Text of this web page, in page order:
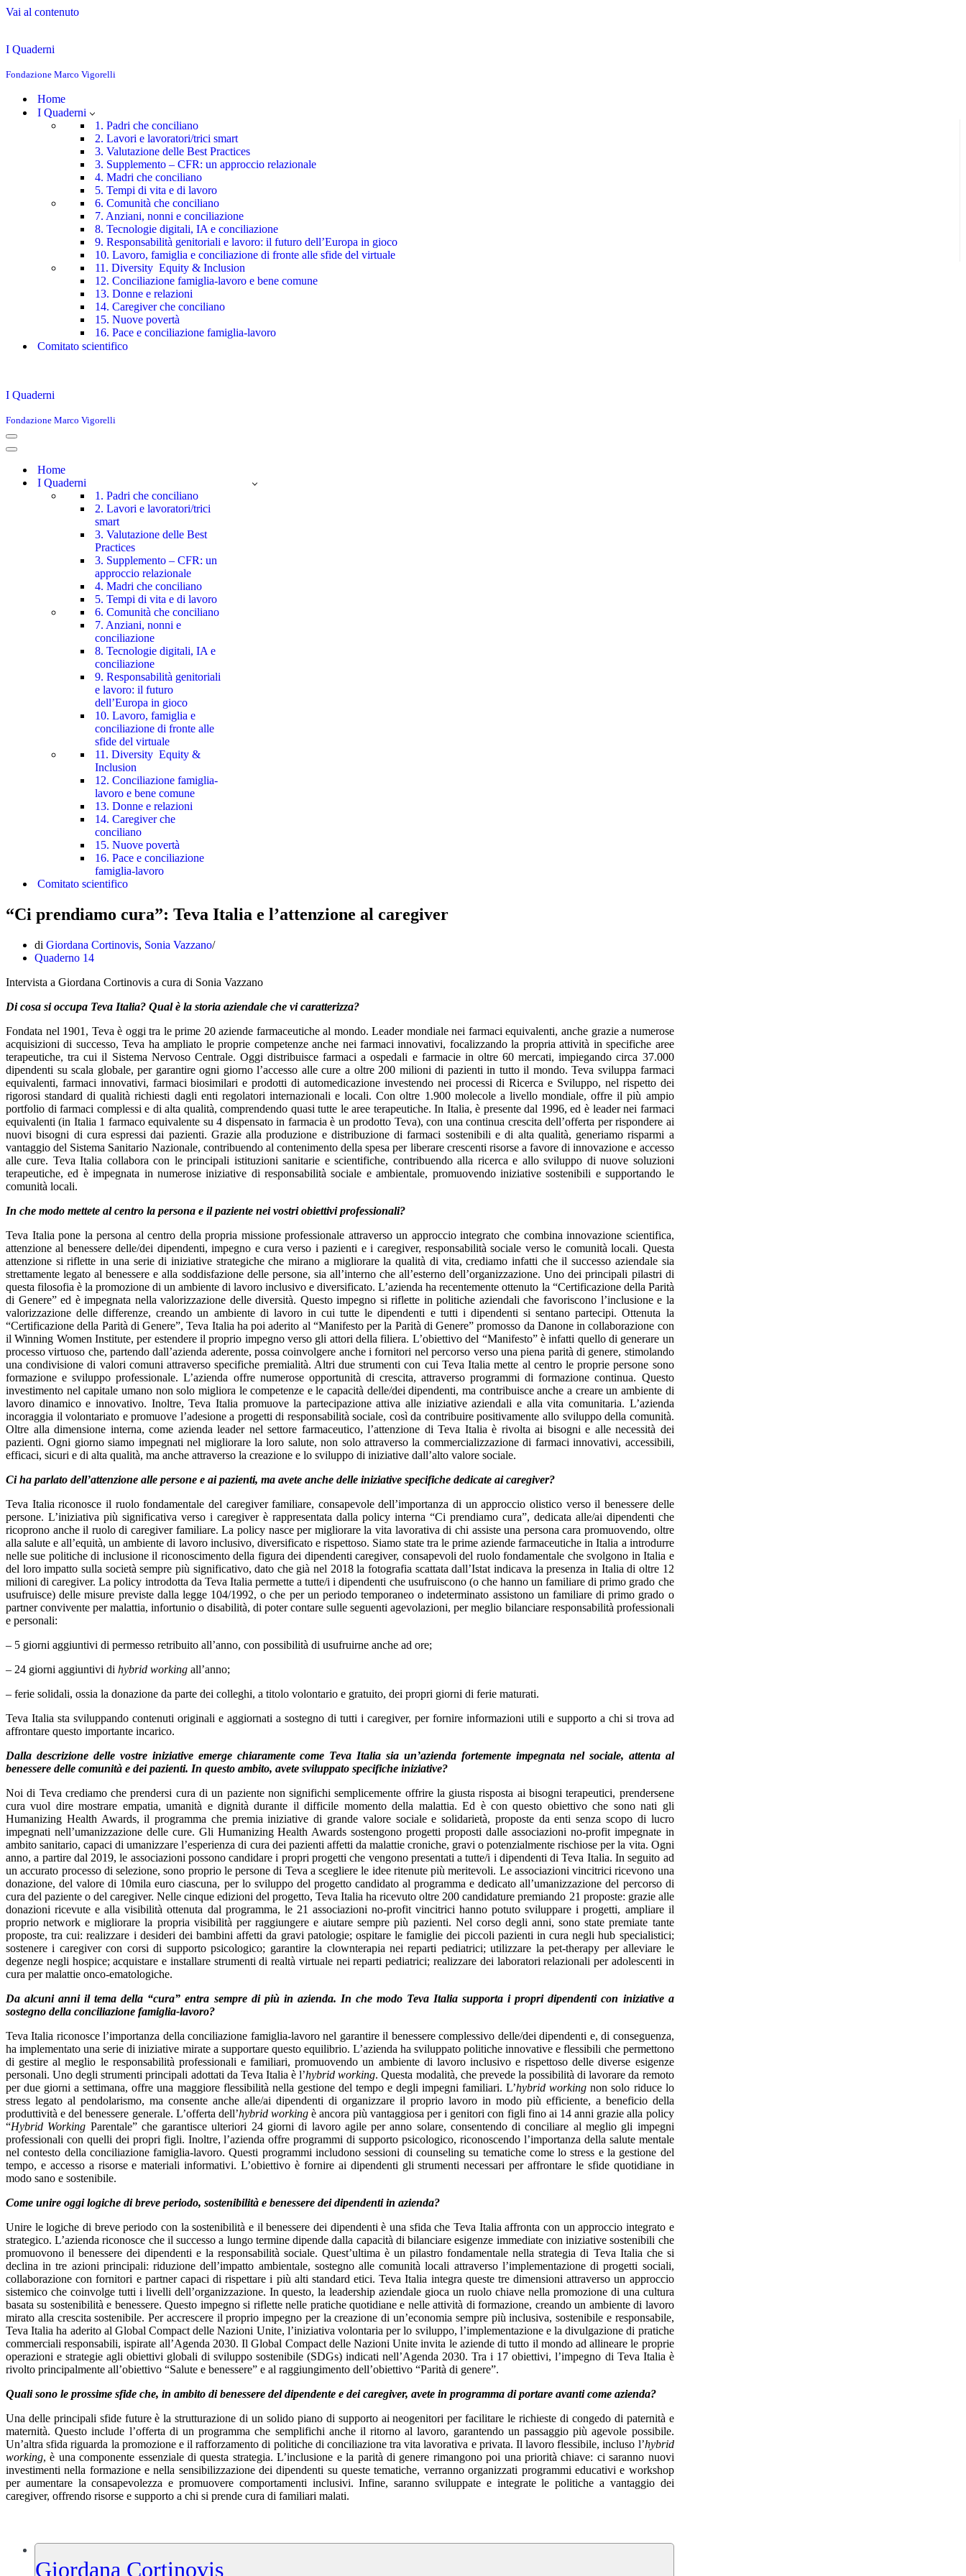
Vai al contenuto
I Quaderni
Fondazione Marco Vigorelli
Home
I Quaderni
1. Padri che conciliano
2. Lavori e lavoratori/trici smart
3. Valutazione delle Best Practices
3. Supplemento – CFR: un approccio relazionale
4. Madri che conciliano
5. Tempi di vita e di lavoro
6. Comunità che conciliano
7. Anziani, nonni e conciliazione
8. Tecnologie digitali, IA e conciliazione
9. Responsabilità genitoriali e lavoro: il futuro dell’Europa in gioco
10. Lavoro, famiglia e conciliazione di fronte alle sfide del virtuale
11. Diversity Equity & Inclusion
12. Conciliazione famiglia-lavoro e bene comune
13. Donne e relazioni
14. Caregiver che conciliano
15. Nuove povertà
16. Pace e conciliazione famiglia-lavoro
Comitato scientifico
I Quaderni
Fondazione Marco Vigorelli
Menu
di
Menu
navigazione
Home
I Quaderni
1. Padri che conciliano
2. Lavori e lavoratori/trici
smart
3. Valutazione delle Best
Practices
3. Supplemento – CFR: un
approccio relazionale
4. Madri che conciliano
5. Tempi di vita e di lavoro
6. Comunità che conciliano
7. Anziani, nonni e
conciliazione
8. Tecnologie digitali, IA e
conciliazione
9. Responsabilità genitoriali
e lavoro: il futuro
dell’Europa in gioco
10. Lavoro, famiglia e
conciliazione di fronte alle
sfide del virtuale
11. Diversity Equity &
Inclusion
12. Conciliazione famiglia-
lavoro e bene comune
13. Donne e relazioni
14. Caregiver che
conciliano
15. Nuove povertà
16. Pace e conciliazione
famiglia-lavoro
Comitato scientifico
“Ci prendiamo cura”: Teva Italia e l’attenzione al caregiver
di Giordana Cortinovis, Sonia Vazzano
Quaderno 14
Intervista a Giordana Cortinovis a cura di Sonia Vazzano
Di cosa si occupa Teva Italia? Qual è la storia aziendale che vi caratterizza?
Fondata nel 1901, Teva è oggi tra le prime 20 aziende farmaceutiche al mondo. Leader mondiale nei farmaci equivalenti, anche grazie a numerose
acquisizioni di successo, Teva ha ampliato le proprie competenze anche nei farmaci innovativi, focalizzando la propria attività in specifiche aree
terapeutiche, tra cui il Sistema Nervoso Centrale. Oggi distribuisce farmaci a ospedali e farmacie in oltre 60 mercati, impiegando circa 37.000
dipendenti su scala globale, per garantire ogni giorno l’accesso alle cure a oltre 200 milioni di pazienti in tutto il mondo. Teva sviluppa farmaci
equivalenti, farmaci innovativi, farmaci biosimilari e prodotti di automedicazione investendo nei processi di Ricerca e Sviluppo, nel rispetto dei
rigorosi standard di qualità richiesti dagli enti regolatori internazionali e locali. Con oltre 1.900 molecole a livello mondiale, offre il più ampio
portfolio di farmaci complessi e di alta qualità, comprendendo quasi tutte le aree terapeutiche. In Italia, è presente dal 1996, ed è leader nei farmaci
equivalenti (in Italia 1 farmaco equivalente su 4 dispensato in farmacia è un prodotto Teva), con una continua crescita dell’offerta per rispondere ai
nuovi bisogni di cura espressi dai pazienti. Grazie alla produzione e distribuzione di farmaci sostenibili e di alta qualità, generiamo risparmi a
vantaggio del Sistema Sanitario Nazionale, contribuendo al contenimento della spesa per liberare crescenti risorse a favore di innovazione e accesso
alle cure. Teva Italia collabora con le principali istituzioni sanitarie e scientifiche, contribuendo alla ricerca e allo sviluppo di nuove soluzioni
terapeutiche, ed è impegnata in numerose iniziative di responsabilità sociale e ambientale, promuovendo iniziative sostenibili e supportando le
comunità locali.
In che modo mettete al centro la persona e il paziente nei vostri obiettivi professionali?
Teva Italia pone la persona al centro della propria missione professionale attraverso un approccio integrato che combina innovazione scientifica,
attenzione al benessere delle/dei dipendenti, impegno e cura verso i pazienti e i caregiver, responsabilità sociale verso le comunità locali. Questa
attenzione si riflette in una serie di iniziative strategiche che mirano a migliorare la qualità di vita, crediamo infatti che il successo aziendale sia
strettamente legato al benessere e alla soddisfazione delle persone, sia all’interno che all’esterno dell’organizzazione. Uno dei principali pilastri di
questa filosofia è la promozione di un ambiente di lavoro inclusivo e diversificato. L’azienda ha recentemente ottenuto la “Certificazione della Parità
di Genere” ed è impegnata nella valorizzazione delle diversità. Questo impegno si riflette in politiche aziendali che favoriscono l’inclusione e la
valorizzazione delle differenze, creando un ambiente di lavoro in cui tutte le dipendenti e tutti i dipendenti si sentano partecipi. Ottenuta la
“Certificazione della Parità di Genere”, Teva Italia ha poi aderito al “Manifesto per la Parità di Genere” promosso da Danone in collaborazione con
il Winning Women Institute, per estendere il proprio impegno verso gli attori della filiera. L’obiettivo del “Manifesto” è infatti quello di generare un
processo virtuoso che, partendo dall’azienda aderente, possa coinvolgere anche i fornitori nel percorso verso una piena parità di genere, stimolando
una condivisione di valori comuni attraverso specifiche premialità. Altri due strumenti con cui Teva Italia mette al centro le proprie persone sono
formazione e sviluppo professionale. L’azienda offre numerose opportunità di crescita, attraverso programmi di formazione continua. Questo
investimento nel capitale umano non solo migliora le competenze e le capacità delle/dei dipendenti, ma contribuisce anche a creare un ambiente di
lavoro dinamico e innovativo. Inoltre, Teva Italia promuove la partecipazione attiva alle iniziative aziendali e alla vita comunitaria. L’azienda
incoraggia il volontariato e promuove l’adesione a progetti di responsabilità sociale, così da contribuire positivamente allo sviluppo della comunità.
Oltre alla dimensione interna, come azienda leader nel settore farmaceutico, l’attenzione di Teva Italia è rivolta ai bisogni e alle necessità dei
pazienti. Ogni giorno siamo impegnati nel migliorare la loro salute, non solo attraverso la commercializzazione di farmaci innovativi, accessibili,
efficaci, sicuri e di alta qualità, ma anche attraverso la creazione e lo sviluppo di iniziative dall’alto valore sociale.
Ci ha parlato dell’attenzione alle persone e ai pazienti, ma avete anche delle iniziative specifiche dedicate ai caregiver?
Teva Italia riconosce il ruolo fondamentale del caregiver familiare, consapevole dell’importanza di un approccio olistico verso il benessere delle
persone. L’iniziativa più significativa verso i caregiver è rappresentata dalla policy interna “Ci prendiamo cura”, dedicata alle/ai dipendenti che
ricoprono anche il ruolo di caregiver familiare. La policy nasce per migliorare la vita lavorativa di chi assiste una persona cara promuovendo, oltre
alla salute e all’equità, un ambiente di lavoro inclusivo, diversificato e rispettoso. Siamo state tra le prime aziende farmaceutiche in Italia a introdurre
nelle sue politiche di inclusione il riconoscimento della figura dei dipendenti caregiver, consapevoli del ruolo fondamentale che svolgono in Italia e
del loro impatto sulla società sempre più significativo, dato che già nel 2018 la fotografia scattata dall’Istat indicava la presenza in Italia di oltre 12
milioni di caregiver. La policy introdotta da Teva Italia permette a tutte/i i dipendenti che usufruiscono (o che hanno un familiare di primo grado che
usufruisce) delle misure previste dalla legge 104/1992, o che per un periodo temporaneo o indeterminato assistono un familiare di primo grado o
partner convivente per malattia, infortunio o disabilità, di poter contare sulle seguenti agevolazioni, per meglio bilanciare responsabilità professionali
e personali:
– 5 giorni aggiuntivi di permesso retribuito all’anno, con possibilità di usufruirne anche ad ore;
– 24 giorni aggiuntivi di hybrid working all’anno;
– ferie solidali, ossia la donazione da parte dei colleghi, a titolo volontario e gratuito, dei propri giorni di ferie maturati.
Teva Italia sta sviluppando contenuti originali e aggiornati a sostegno di tutti i caregiver, per fornire informazioni utili e supporto a chi si trova ad
affrontare questo importante incarico.
Dalla descrizione delle vostre iniziative emerge chiaramente come Teva Italia sia un’azienda fortemente impegnata nel sociale, attenta al
benessere delle comunità e dei pazienti. In questo ambito, avete sviluppato specifiche iniziative?
Noi di Teva crediamo che prendersi cura di un paziente non significhi semplicemente offrire la giusta risposta ai bisogni terapeutici, prendersene
cura vuol dire mostrare empatia, umanità e dignità durante il difficile momento della malattia. Ed è con questo obiettivo che sono nati gli
Humanizing Health Awards, il programma che premia iniziative di grande valore sociale e solidarietà, proposte da enti senza scopo di lucro
impegnati nell’umanizzazione delle cure. Gli Humanizing Health Awards sostengono progetti proposti dalle associazioni no-profit impegnate in
ambito sanitario, capaci di umanizzare l’esperienza di cura dei pazienti affetti da malattie croniche, gravi o potenzialmente rischiose per la vita. Ogni
anno, a partire dal 2019, le associazioni possono candidare i propri progetti che vengono presentati a tutte/i i dipendenti di Teva Italia. In seguito ad
un accurato processo di selezione, sono proprio le persone di Teva a scegliere le idee ritenute più meritevoli. Le associazioni vincitrici ricevono una
donazione, del valore di 10mila euro ciascuna, per lo sviluppo del progetto candidato al programma e dedicato all’umanizzazione del percorso di
cura del paziente o del caregiver. Nelle cinque edizioni del progetto, Teva Italia ha ricevuto oltre 200 candidature premiando 21 proposte: grazie alle
donazioni ricevute e alla visibilità ottenuta dal programma, le 21 associazioni no-profit vincitrici hanno potuto sviluppare i progetti, ampliare il
proprio network e migliorare la propria visibilità per raggiungere e aiutare sempre più pazienti. Nel corso degli anni, sono state premiate tante
proposte, tra cui: realizzare i desideri dei bambini affetti da gravi patologie; ospitare le famiglie dei piccoli pazienti in cura negli hub specialistici;
sostenere i caregiver con corsi di supporto psicologico; garantire la clownterapia nei reparti pediatrici; utilizzare la pet-therapy per alleviare le
degenze negli hospice; acquistare e installare strumenti di realtà virtuale nei reparti pediatrici; realizzare dei laboratori relazionali per adolescenti in
cura per malattie onco-ematologiche.
Da alcuni anni il tema della “cura” entra sempre di più in azienda. In che modo Teva Italia supporta i propri dipendenti con iniziative a
sostegno della conciliazione famiglia-lavoro?
Teva Italia riconosce l’importanza della conciliazione famiglia-lavoro nel garantire il benessere complessivo delle/dei dipendenti e, di conseguenza,
ha implementato una serie di iniziative mirate a supportare questo equilibrio. L’azienda ha sviluppato politiche innovative e flessibili che permettono
di gestire al meglio le responsabilità professionali e familiari, promuovendo un ambiente di lavoro inclusivo e rispettoso delle diverse esigenze
personali. Uno degli strumenti principali adottati da Teva Italia è l’hybrid working. Questa modalità, che prevede la possibilità di lavorare da remoto
per due giorni a settimana, offre una maggiore flessibilità nella gestione del tempo e degli impegni familiari. L’hybrid working non solo riduce lo
stress legato al pendolarismo, ma consente anche alle/ai dipendenti di organizzare il proprio lavoro in modo più efficiente, a beneficio della
produttività e del benessere generale. L’offerta dell’hybrid working è ancora più vantaggiosa per i genitori con figli fino ai 14 anni grazie alla policy
“Hybrid Working Parentale” che garantisce ulteriori 24 giorni di lavoro agile per anno solare, consentendo di conciliare al meglio gli impegni
professionali con quelli dei propri figli. Inoltre, l’azienda offre programmi di supporto psicologico, riconoscendo l’importanza della salute mentale
nel contesto della conciliazione famiglia-lavoro. Questi programmi includono sessioni di counseling su tematiche come lo stress e la gestione del
tempo, e accesso a risorse e materiali informativi. L’obiettivo è fornire ai dipendenti gli strumenti necessari per affrontare le sfide quotidiane in
modo sano e sostenibile.
Come unire oggi logiche di breve periodo, sostenibilità e benessere dei dipendenti in azienda?
Unire le logiche di breve periodo con la sostenibilità e il benessere dei dipendenti è una sfida che Teva Italia affronta con un approccio integrato e
strategico. L’azienda riconosce che il successo a lungo termine dipende dalla capacità di bilanciare esigenze immediate con iniziative sostenibili che
promuovono il benessere dei dipendenti e la responsabilità sociale. Quest’ultima è un pilastro fondamentale nella strategia di Teva Italia che si
declina in tre azioni principali: riduzione dell’impatto ambientale, sostegno alle comunità locali attraverso l’implementazione di progetti sociali,
collaborazione con fornitori e partner capaci di rispettare i più alti standard etici. Teva Italia integra queste tre dimensioni attraverso un approccio
sistemico che coinvolge tutti i livelli dell’organizzazione. In questo, la leadership aziendale gioca un ruolo chiave nella promozione di una cultura
basata su sostenibilità e benessere. Questo impegno si riflette nelle pratiche quotidiane e nelle attività di formazione, creando un ambiente di lavoro
mirato alla crescita sostenibile. Per accrescere il proprio impegno per la creazione di un’economia sempre più inclusiva, sostenibile e responsabile,
Teva Italia ha aderito al Global Compact delle Nazioni Unite, l’iniziativa volontaria per lo sviluppo, l’implementazione e la divulgazione di pratiche
commerciali responsabili, ispirate all’Agenda 2030. Il Global Compact delle Nazioni Unite invita le aziende di tutto il mondo ad allineare le proprie
operazioni e strategie agli obiettivi globali di sviluppo sostenibile (SDGs) indicati nell’Agenda 2030. Tra i 17 obiettivi, l’impegno di Teva Italia è
rivolto principalmente all’obiettivo “Salute e benessere” e al raggiungimento dell’obiettivo “Parità di genere”.
Quali sono le prossime sfide che, in ambito di benessere del dipendente e dei caregiver, avete in programma di portare avanti come azienda?
Una delle principali sfide future è la strutturazione di un solido piano di supporto ai neogenitori per facilitare le richieste di congedo di paternità e
maternità. Questo include l’offerta di un programma che semplifichi anche il ritorno al lavoro, garantendo un passaggio più agevole possibile.
Un’altra sfida riguarda la promozione e il rafforzamento di politiche di conciliazione tra vita lavorativa e privata. Il lavoro flessibile, incluso l’hybrid
working, è una componente essenziale di questa strategia. L’inclusione e la parità di genere rimangono poi una priorità chiave: ci saranno nuovi
investimenti nella formazione e nella sensibilizzazione dei dipendenti su queste tematiche, verranno organizzati programmi educativi e workshop
per aumentare la consapevolezza e promuovere comportamenti inclusivi. Infine, saranno sviluppate e integrate le politiche a vantaggio dei
caregiver, offrendo risorse e supporto a chi si prende cura di familiari malati.
Giordana Cortinovis